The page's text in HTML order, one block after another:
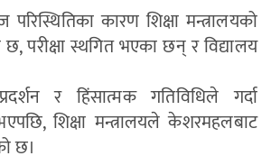
कारण शिक्षा मन्त्रालयको
परीक्षा स्थगित भएका छन् र विद्यालय
र हिंसात्मक गतिविधिले गर्दा
शिक्षा मन्त्रालयले केशरमहलबाट
छ।